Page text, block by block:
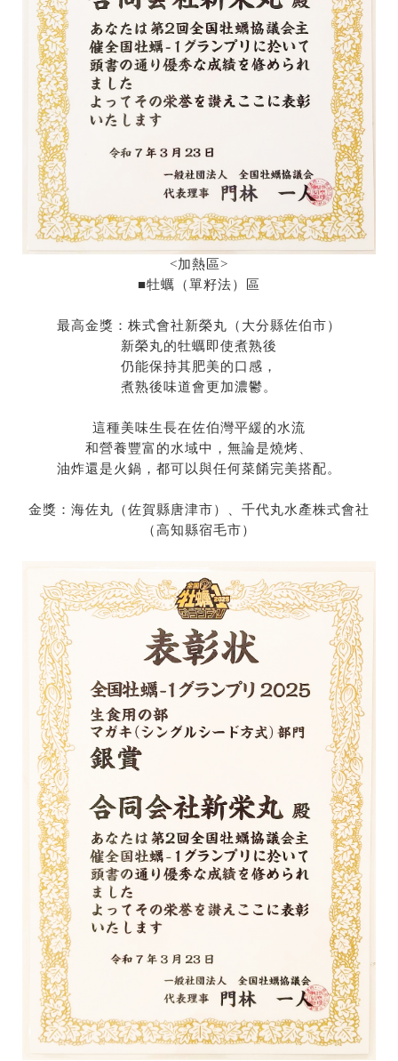
<加熱區>
■牡蠣（單籽法）區
最高金獎：株式會社新榮丸（大分縣佐伯市）
新榮丸的牡蠣即使煮熟後
仍能保持其肥美的口感，
煮熟後味道會更加濃鬱。
這種美味生長在佐伯灣平緩的水流
和營養豐富的水域中，無論是燒烤、
油炸還是火鍋，都可以與任何菜餚完美搭配。
金獎：海佐丸（佐賀縣唐津市）、千代丸水產株式會社
（高知縣宿毛市）